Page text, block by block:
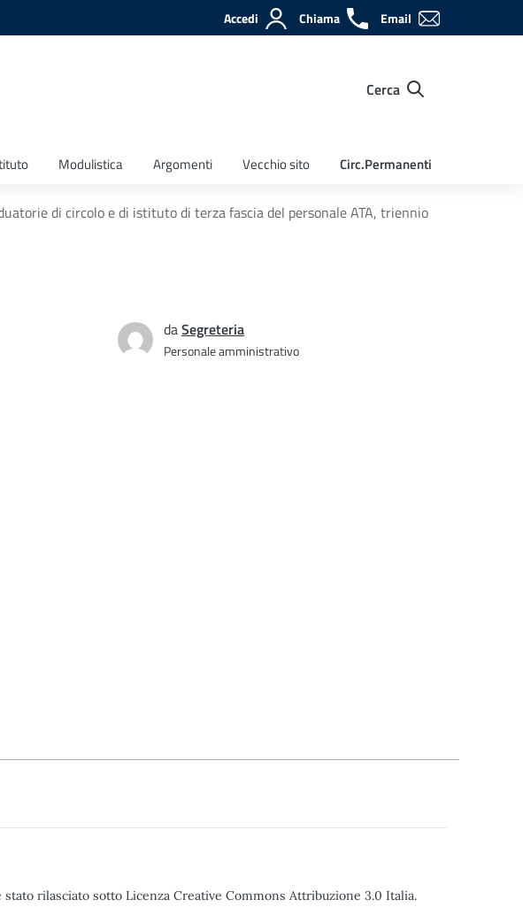
Accedi Chiama Email
Cerca
Modulistica Argomenti Vecchio sito Circ.Permanenti
di circolo e di istituto di terza fascia del personale ATA, triennio
daSegreteria
Personale amministrativo
rilasciato sotto Licenza Creative Commons Attribuzione 3.0 Italia.